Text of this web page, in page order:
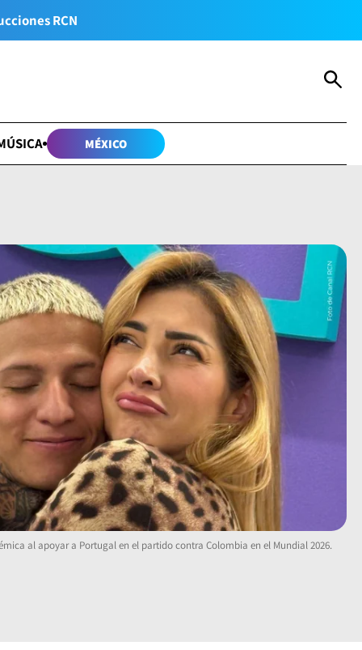
RCN
MÉXICO
al apoyar a Portugal en el partido contra Colombia en el Mundial 2026.